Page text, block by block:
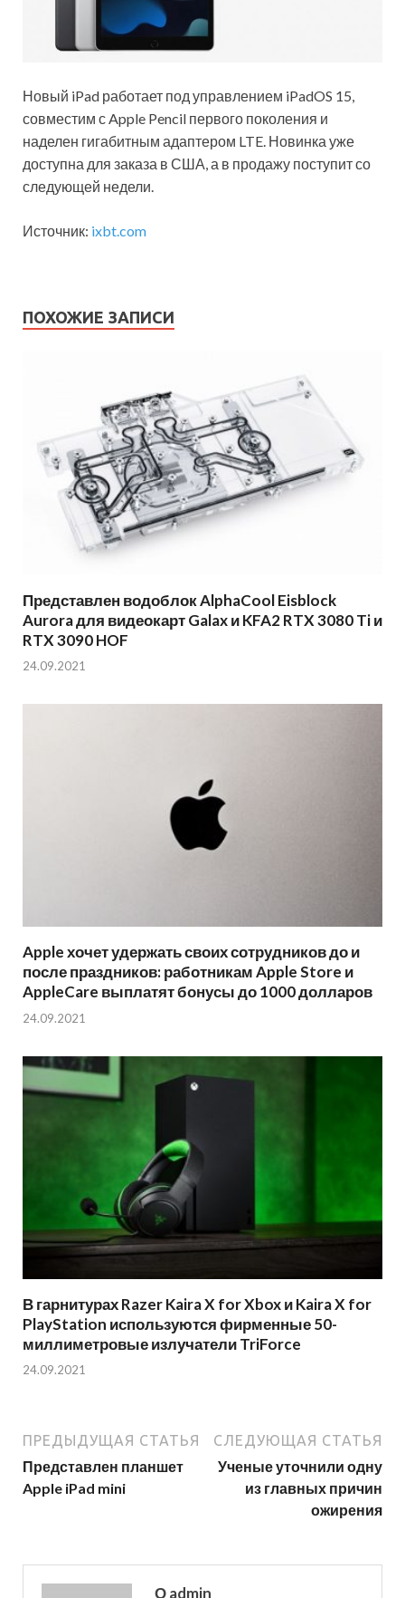
Новый iPad работает под управлением iPadOS 15,
совместим с Apple Pencil первого поколения и
наделен гигабитным адаптером LTE. Новинка уже
доступна для заказа в США, а в продажу поступит со
следующей недели.
Источник: ixbt.com
ПОХОЖИЕ ЗАПИСИ
Представлен водоблок AlphaCool Eisblock
Aurora для видеокарт Galax и KFA2 RTX 3080 Ti и
RTX 3090 HOF
24.09.2021
Apple хочет удержать своих сотрудников до и
после праздников: работникам Apple Store и
AppleCare выплатят бонусы до 1000 долларов
24.09.2021
В гарнитурах Razer Kaira X for Xbox и Kaira X for
PlayStation используются фирменные 50-
миллиметровые излучатели TriForce
24.09.2021
ПРЕДЫДУЩАЯ СТАТЬЯ
Представлен планшет
Apple iPad mini
СЛЕДУЮЩАЯ СТАТЬЯ
Ученые уточнили одну
из главных причин
ожирения
О admin